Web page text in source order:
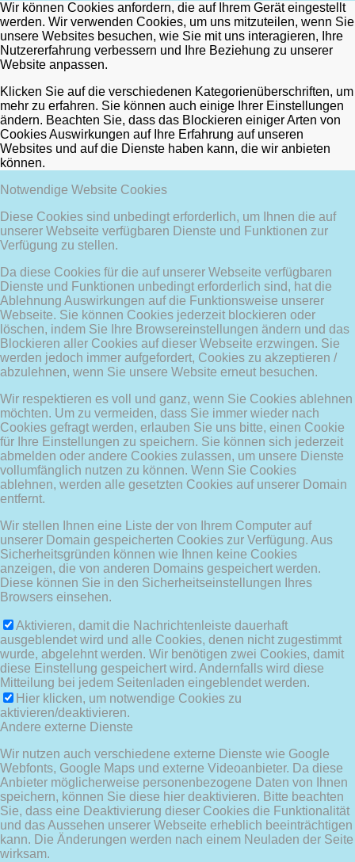
Wir können Cookies anfordern, die auf Ihrem Gerät eingestellt
werden. Wir verwenden Cookies, um uns mitzuteilen, wenn Sie
unsere Websites besuchen, wie Sie mit uns interagieren, Ihre
Nutzererfahrung verbessern und Ihre Beziehung zu unserer
Website anpassen.
Klicken Sie auf die verschiedenen Kategorienüberschriften, um
mehr zu erfahren. Sie können auch einige Ihrer Einstellungen
ändern. Beachten Sie, dass das Blockieren einiger Arten von
Cookies Auswirkungen auf Ihre Erfahrung auf unseren
Websites und auf die Dienste haben kann, die wir anbieten
können.
Notwendige Website Cookies
Diese Cookies sind unbedingt erforderlich, um Ihnen die auf
unserer Webseite verfügbaren Dienste und Funktionen zur
Verfügung zu stellen.
Da diese Cookies für die auf unserer Webseite verfügbaren
Dienste und Funktionen unbedingt erforderlich sind, hat die
Ablehnung Auswirkungen auf die Funktionsweise unserer
Webseite. Sie können Cookies jederzeit blockieren oder
löschen, indem Sie Ihre Browsereinstellungen ändern und das
Blockieren aller Cookies auf dieser Webseite erzwingen. Sie
werden jedoch immer aufgefordert, Cookies zu akzeptieren /
abzulehnen, wenn Sie unsere Website erneut besuchen.
Wir respektieren es voll und ganz, wenn Sie Cookies ablehnen
möchten. Um zu vermeiden, dass Sie immer wieder nach
Cookies gefragt werden, erlauben Sie uns bitte, einen Cookie
für Ihre Einstellungen zu speichern. Sie können sich jederzeit
abmelden oder andere Cookies zulassen, um unsere Dienste
vollumfänglich nutzen zu können. Wenn Sie Cookies
ablehnen, werden alle gesetzten Cookies auf unserer Domain
entfernt.
Wir stellen Ihnen eine Liste der von Ihrem Computer auf
unserer Domain gespeicherten Cookies zur Verfügung. Aus
Sicherheitsgründen können wie Ihnen keine Cookies
anzeigen, die von anderen Domains gespeichert werden.
Diese können Sie in den Sicherheitseinstellungen Ihres
Browsers einsehen.
Aktivieren, damit die Nachrichtenleiste dauerhaft
ausgeblendet wird und alle Cookies, denen nicht zugestimmt
wurde, abgelehnt werden. Wir benötigen zwei Cookies, damit
diese Einstellung gespeichert wird. Andernfalls wird diese
Mitteilung bei jedem Seitenladen eingeblendet werden.
Hier klicken, um notwendige Cookies zu
aktivieren/deaktivieren.
Andere externe Dienste
Wir nutzen auch verschiedene externe Dienste wie Google
Webfonts, Google Maps und externe Videoanbieter. Da diese
Anbieter möglicherweise personenbezogene Daten von Ihnen
speichern, können Sie diese hier deaktivieren. Bitte beachten
Sie, dass eine Deaktivierung dieser Cookies die Funktionalität
und das Aussehen unserer Webseite erheblich beeinträchtigen
kann. Die Änderungen werden nach einem Neuladen der Seite
wirksam.